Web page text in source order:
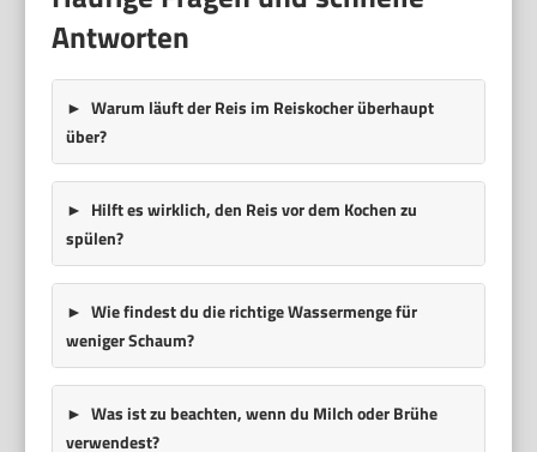
Antworten
Warum läuft der Reis im Reiskocher überhaupt
über?
Hilft es wirklich, den Reis vor dem Kochen zu
spülen?
Wie findest du die richtige Wassermenge für
weniger Schaum?
Was ist zu beachten, wenn du Milch oder Brühe
verwendest?